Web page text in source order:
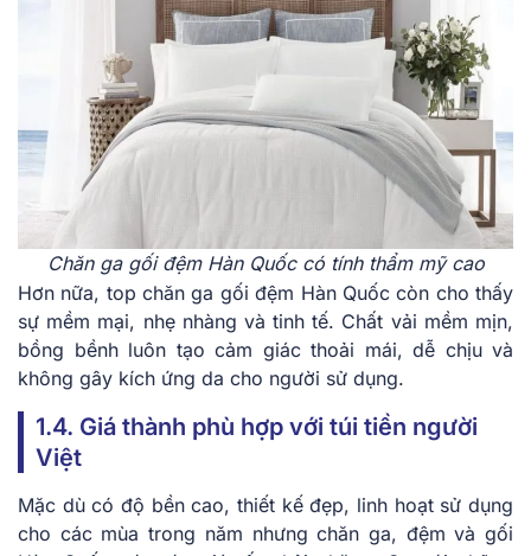
Chăn ga gối đệm Hàn Quốc có tính thẩm mỹ cao
Hơn nữa, top chăn ga gối đệm Hàn Quốc còn cho thấy
sự mềm mại, nhẹ nhàng và tinh tế. Chất vải mềm mịn,
bồng bềnh luôn tạo cảm giác thoải mái, dễ chịu và
không gây kích ứng da cho người sử dụng.
1.4. Giá thành phù hợp với túi tiền người
Việt
Mặc dù có độ bền cao, thiết kế đẹp, linh hoạt sử dụng
cho các mùa trong năm nhưng chăn ga, đệm và gối